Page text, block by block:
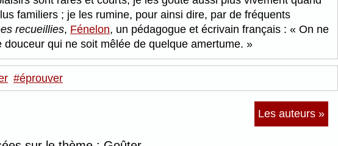
familiers ; je les rumine, pour ainsi dire, par de fréquents
recueillies, Fénelon, un pédagogue et écrivain français :
On ne
qui ne soit mêlée de quelque amertume.
#éprouver
Les auteurs »